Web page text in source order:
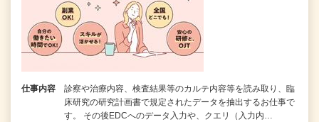
仕事内容
診察や治療内容、検査結果等のカルテ内容等を読み取り、臨
床研究の研究計画書で規定されたデータを抽出するお仕事で
す。 その後EDCへのデータ入力や、クエリ（入力内…